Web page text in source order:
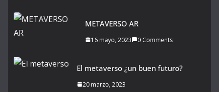
METAVERSO AR
16 mayo, 2023 0 Comments
El metaverso ¿un buen futuro?
20 marzo, 2023